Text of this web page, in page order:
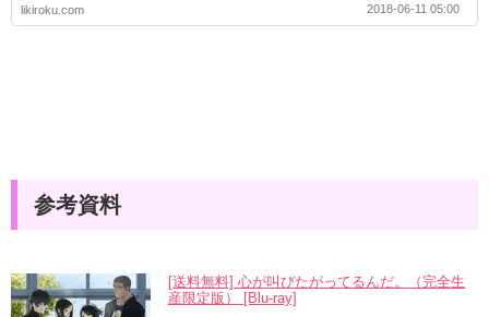
likiroku.com 2018-06-11 05:00
参考資料
[送料無料] 心が叫びたがってるんだ。（完全生
産限定版） [Blu-ray]